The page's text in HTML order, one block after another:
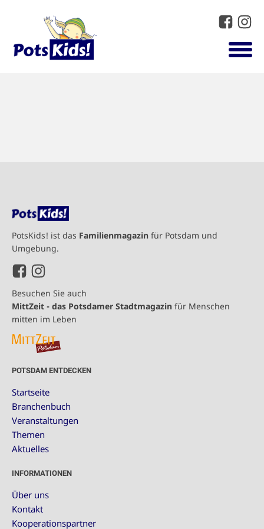
PotsKids! ist das Familienmagazin für Potsdam und
Umgebung.
Besuchen Sie auch
MittZeit - das Potsdamer Stadtmagazin für Menschen
mitten im Leben
POTSDAM ENTDECKEN
Startseite
Branchenbuch
Veranstaltungen
Themen
Aktuelles
INFORMATIONEN
Über uns
Kontakt
Kooperationspartner